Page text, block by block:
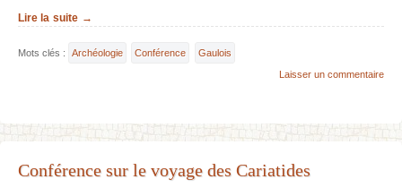
Lire la suite →
Mots clés : Archéologie Conférence
Gaulois
Laisser un commentaire
Conférence sur le voyage des Cariatides